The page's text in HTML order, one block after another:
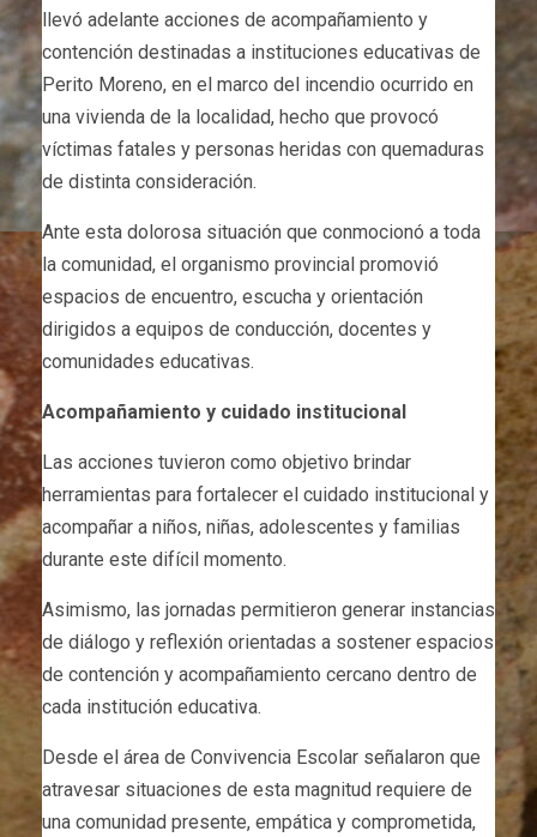
llevó adelante acciones de acompañamiento y
contención destinadas a instituciones educativas de
Perito Moreno, en el marco del incendio ocurrido en
una vivienda de la localidad, hecho que provocó
víctimas fatales y personas heridas con quemaduras
de distinta consideración.
Ante esta dolorosa situación que conmocionó a toda
la comunidad, el organismo provincial promovió
espacios de encuentro, escucha y orientación
dirigidos a equipos de conducción, docentes y
comunidades educativas.
Acompañamiento y cuidado institucional
Las acciones tuvieron como objetivo brindar
herramientas para fortalecer el cuidado institucional y
acompañar a niños, niñas, adolescentes y familias
durante este difícil momento.
Asimismo, las jornadas permitieron generar instancias
de diálogo y reflexión orientadas a sostener espacios
de contención y acompañamiento cercano dentro de
cada institución educativa.
Desde el área de Convivencia Escolar señalaron que
atravesar situaciones de esta magnitud requiere de
una comunidad presente, empática y comprometida,